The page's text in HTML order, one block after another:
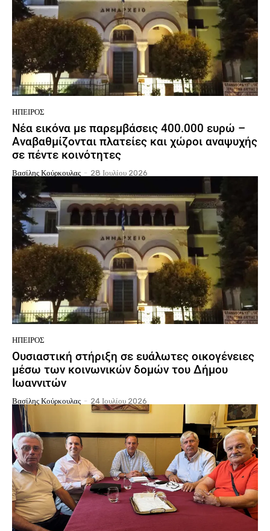
ΉΠΕΙΡΟΣ
Νέα εικόνα με παρεμβάσεις 400.000 ευρώ –
Αναβαθμίζονται πλατείες και χώροι αναψυχής
σε πέντε κοινότητες
Βασίλης Κούρκουλας - 28 Ιουλίου 2026
ΉΠΕΙΡΟΣ
Ουσιαστική στήριξη σε ευάλωτες οικογένειες
μέσω των κοινωνικών δομών του Δήμου
Ιωαννιτών
Βασίλης Κούρκουλας - 24 Ιουλίου 2026